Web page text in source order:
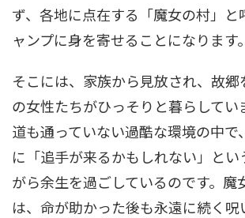
ず、各地に点在する「魔女の村」と
ャンプに身を寄せることになります。
そこには、家族から見放され、故
の女性たちがひっそりと暮らしてい
道も通っていない過酷な環境の中で
に「追手が来るかもしれない」と
がら余生を過ごしているのです。魔
は、命が助かった後も永遠に続く呪